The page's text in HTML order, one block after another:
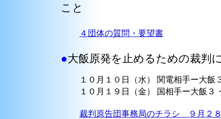
こと
４団体の質問・要望書
●大飯原発を止めるための裁判
１０月１０日（水） 関電相手ー大飯
１０月１９日（金） 国相手ー大飯３
裁判原告団事務局のチラシ ９月２